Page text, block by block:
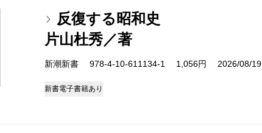
反復する昭和史
片山杜秀／著
新潮新書 978-4-10-611134-1 1,056円 2026/08/19
新書電子書籍あり